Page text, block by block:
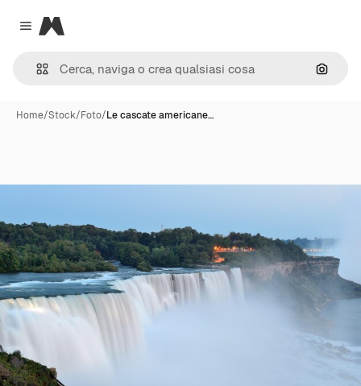
Close menu
Magnific
Cerca
Home/Stock/Foto/Le cascate americane…